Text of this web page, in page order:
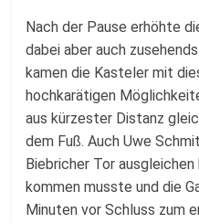
Nach der Pause erhöhte
dabei aber auch
kamen die Kasteler mit
hochkarätigen
aus kürzester Distanz
dem Fuß. Auch Uwe
Biebricher Tor
kommen musste und die
Minuten vor Schluss zum